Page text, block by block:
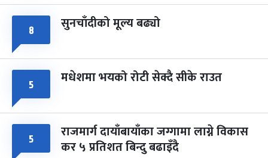
८ सुनचाँदीको मूल्य बढ्यो
५ मधेशमा भयको रोटी सेक्दै सीके राउत
५ राजमार्ग दायाँबायाँका जग्गामा लाग्ने विकास
कर ५ प्रतिशत बिन्दु बढाइँदै